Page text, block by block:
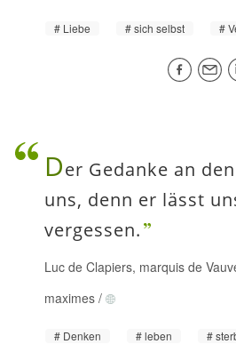
Liebe sich selbst
Der Gedanke an
uns, denn er lässt
vergessen.
Luc de Clapiers, marquis de
maximes /
Denken leben